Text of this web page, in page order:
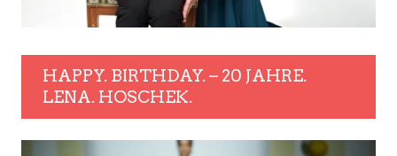
HAPPY. BIRTHDAY. – 20 JAHRE.
LENA. HOSCHEK.